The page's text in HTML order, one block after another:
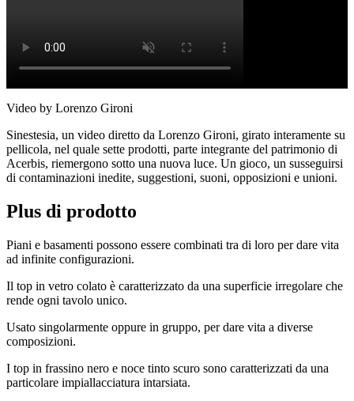
Video by Lorenzo Gironi
Sinestesia, un video diretto da Lorenzo Gironi, girato interamente su
pellicola, nel quale sette prodotti, parte integrante del patrimonio di
Acerbis, riemergono sotto una nuova luce. Un gioco, un susseguirsi
di contaminazioni inedite, suggestioni, suoni, opposizioni e unioni.
Plus di prodotto
Piani e basamenti possono essere combinati tra di loro per dare vita
ad infinite configurazioni.
Il top in vetro colato è caratterizzato da una superficie irregolare che
rende ogni tavolo unico.
Usato singolarmente oppure in gruppo, per dare vita a diverse
composizioni.
I top in frassino nero e noce tinto scuro sono caratterizzati da una
particolare impiallacciatura intarsiata.